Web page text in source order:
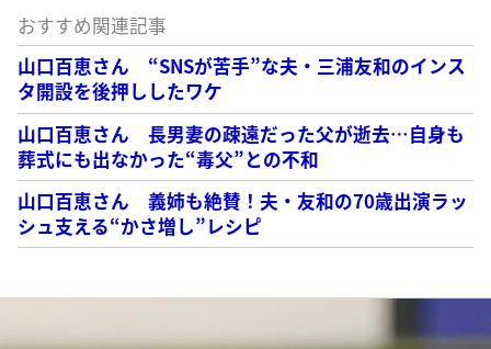
おすすめ関連記事
山口百恵さん “SNSが苦手”な夫・三浦友和のインス
タ開設を後押ししたワケ
山口百恵さん 長男妻の疎遠だった父が逝去…自身も
葬式にも出なかった“毒父”との不和
山口百恵さん 義姉も絶賛！夫・友和の70歳出演ラッ
シュ支える“かさ増し”レシピ